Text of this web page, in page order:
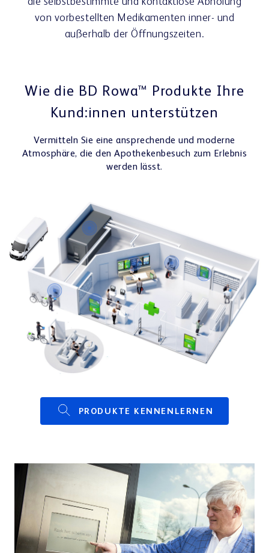
von vorbestellten Medikamenten inner- und
außerhalb der Öffnungszeiten.
Wie die BD Rowa™ Produkte Ihre
Kund:innen unterstützen
Vermitteln Sie eine ansprechende und moderne
Atmosphäre, die den Apothekenbesuch zum Erlebnis
werden lässt.
PRODUKTE KENNENLERNEN